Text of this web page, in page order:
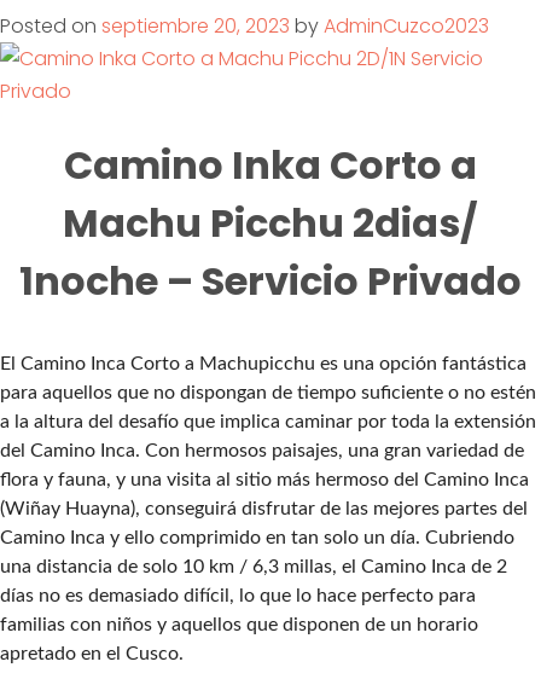
Posted on septiembre 20, 2023 byAdminCuzco2023
Camino Inka Corto a
Machu Picchu 2dias/
1noche – Servicio Privado
El Camino Inca Corto a Machupicchu es una opción fantástica
para aquellos que no dispongan de tiempo suficiente o no estén
a la altura del desafío que implica caminar por toda la extensión
del Camino Inca. Con hermosos paisajes, una gran variedad de
flora y fauna, y una visita al sitio más hermoso del Camino Inca
(Wiñay Huayna), conseguirá disfrutar de las mejores partes del
Camino Inca y ello comprimido en tan solo un día. Cubriendo
una distancia de solo 10 km / 6,3 millas, el Camino Inca de 2
días no es demasiado difícil, lo que lo hace perfecto para
familias con niños y aquellos que disponen de un horario
apretado en el Cusco.